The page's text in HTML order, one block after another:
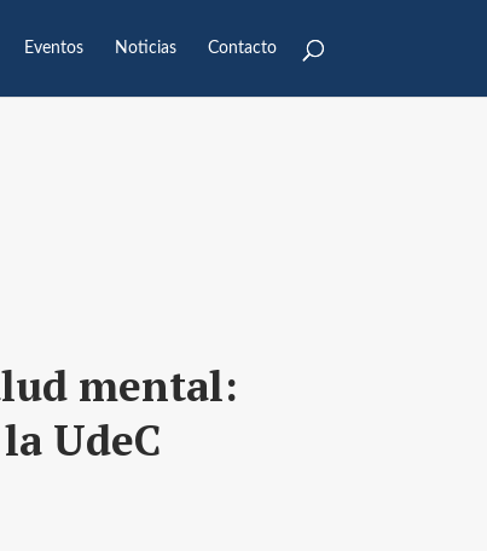
Eventos Noticias Contacto
mental:
UdeC